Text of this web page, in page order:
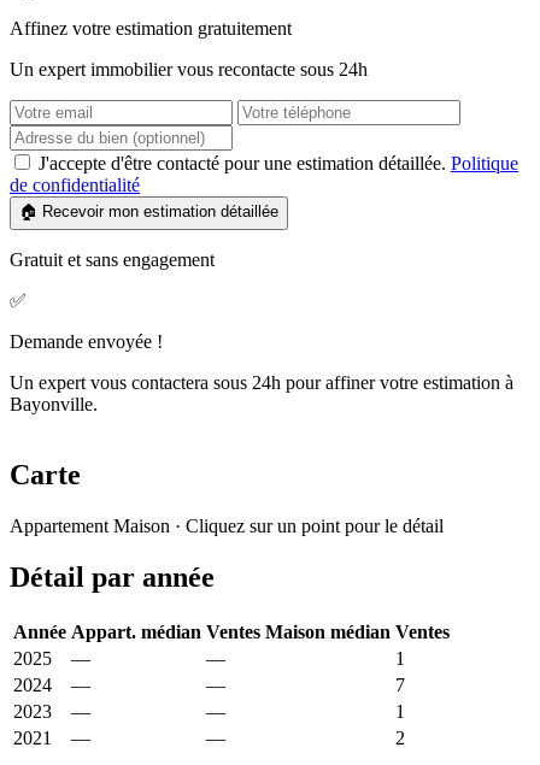
Affinez votre estimation gratuitement
Un expert immobilier vous recontacte sous 24h
J'accepte d'être contacté pour une estimation détaillée. Politique
de confidentialité
🏠 Recevoir mon estimation détaillée
Gratuit et sans engagement
✅
Demande envoyée !
Un expert vous contactera sous 24h pour affiner votre estimation à
Bayonville.
Carte
−
Appartement Maison · Cliquez sur un point pour le détail
Détail par année
Année Appart. médian Ventes Maison médian Ventes
2025
— —
1
2024
— —
7
2023
— —
1
2021
— — 2